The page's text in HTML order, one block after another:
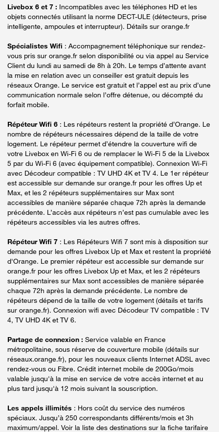
Livebox 6 et 7 : Incompatibles avec les téléphones HD et les
objets connectés utilisant la norme DECT-ULE (détecteurs, prise
intelligente, ampoules et interrupteur). Détails sur orange.fr
Spécialistes Wifi : Accompagnement téléphonique sur rendez-
vous pris sur orange.fr selon disponibilité ou via appel au Service
Client du lundi au samedi de 8h à 20h. Le temps d’attente avant
la mise en relation avec un conseiller est gratuit depuis les
réseaux Orange. Le service est gratuit et l’appel est au prix d’une
communication normale selon l’offre détenue, ou décompté du
forfait mobile.
Répéteur Wifi 6 : Les répéteurs restent la propriété d’Orange. Le
nombre de répéteurs nécessaires dépend de la taille de votre
logement. Le répéteur permet d’étendre la couverture wifi de
votre Livebox en Wi-Fi 6 ou de remplacer le Wi-Fi 5 de la Livebox
5 par du Wi-Fi 6 (avec équipement compatible). Connexion Wi-Fi
avec Décodeur compatible : TV UHD 4K et TV 4. Le 1er répéteur
est accessible sur demande sur orange.fr pour les offres Up et
Max, et les 2 répéteurs supplémentaires sur Max sont
accessibles de manière séparée chaque 72h après la demande
précédente. L’accès aux répéteurs n’est pas cumulable avec les
répéteurs accessibles via les autres offres.
Répéteur Wifi 7 : Les Répéteurs Wifi 7 sont mis à disposition sur
demande pour les offres Livebox Up et Max et restent la propriété
d'Orange. Le premier répéteur est accessible sur demande sur
orange.fr pour les offres Livebox Up et Max, et les 2 répéteurs
supplémentaires sur Max sont accessibles de manière séparée
chaque 72h après la demande précédente. Le nombre de
répéteurs dépend de la taille de votre logement (détails et tarifs
sur orange.fr). Connexion wifi avec Décodeur TV compatible : TV
4, TV UHD 4K et TV 6.
Partage de connexion : Service valable en France
métropolitaine, sous réserve de couverture mobile (détails sur
réseaux.orange.fr), pour les nouveaux clients Internet ADSL avec
rendez-vous ou Fibre. Crédit internet mobile de 200Go/mois
valable jusqu'à la mise en service de votre accès internet et au
plus tard jusqu'à 12 mois suivant la souscription.
Les appels illimités : Hors coût du service des numéros
spéciaux. Jusqu’à 250 correspondants différents/mois et 3h
maximum/appel. Voir la liste des destinations sur la fiche tarifaire